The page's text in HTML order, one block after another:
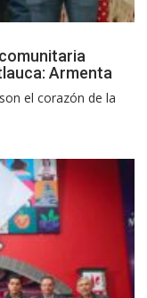
Armenta
el corazón de la